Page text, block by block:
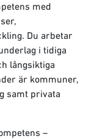
med
Du arbetar
i tidiga
långsiktiga
är kommuner,
samt privata
–